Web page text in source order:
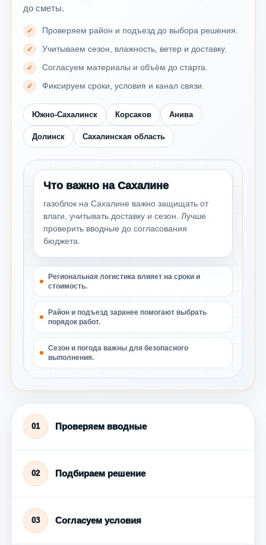
до сметы.
Проверяем район и подъезд до выбора решения.
Учитываем сезон, влажность, ветер и доставку.
Согласуем материалы и объём до старта.
Фиксируем сроки, условия и канал связи.
Южно-Сахалинск Корсаков Анива
Долинск Сахалинская область
Что важно на Сахалине
газоблок на Сахалине важно защищать от
влаги, учитывать доставку и сезон. Лучше
проверить вводные до согласования
бюджета.
Региональная логистика влияет на сроки и
стоимость.
Район и подъезд заранее помогают выбрать
порядок работ.
Сезон и погода важны для безопасного
выполнения.
01 Проверяем вводные
02 Подбираем решение
03 Согласуем условия